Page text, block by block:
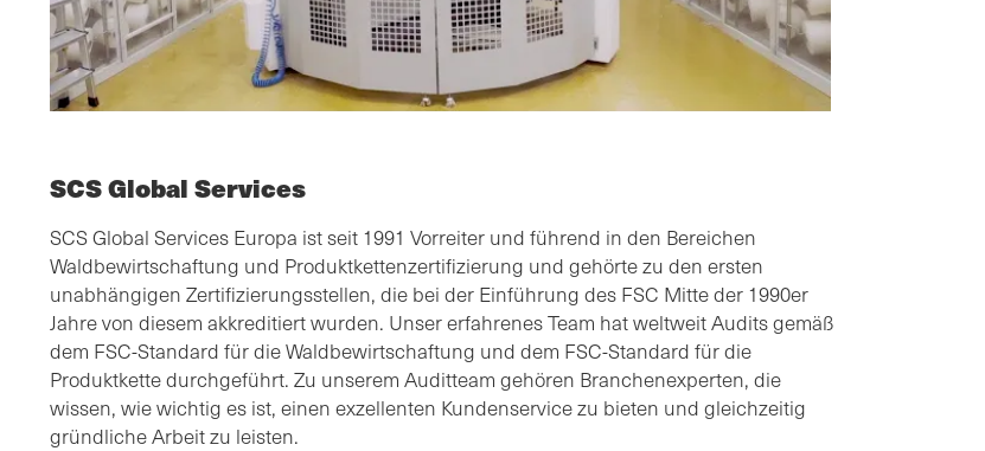
SCS Global Services
SCS Global Services Europa ist seit 1991 Vorreiter und führend in den Bereichen
Waldbewirtschaftung und Produktkettenzertifizierung und gehörte zu den ersten
unabhängigen Zertifizierungsstellen, die bei der Einführung des FSC Mitte der 1990er
Jahre von diesem akkreditiert wurden. Unser erfahrenes Team hat weltweit Audits gemäß
dem FSC-Standard für die Waldbewirtschaftung und dem FSC-Standard für die
Produktkette durchgeführt. Zu unserem Auditteam gehören Branchenexperten, die
wissen, wie wichtig es ist, einen exzellenten Kundenservice zu bieten und gleichzeitig
gründliche Arbeit zu leisten.